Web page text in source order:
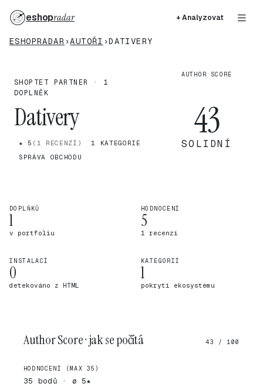
eshopradar + Analyzovat
ESHOPRADAR ›AUTOŘI ›DATIVERY
SHOPTET PARTNER · 1
DOPLNĚK
Dativery
★ 5 (1 RECENZÍ)
1 KATEGORIE
SPRÁVA OBCHODU
AUTHOR SCORE
43
SOLIDNÍ
DOPLŇKŮ
1
v portfoliu
HODNOCENÍ
5
1 recenzí
INSTALACÍ
0
detekováno z HTML
KATEGORIÍ
1
pokrytí ekosystému
Author Score · jak se počítá 43 / 100
HODNOCENÍ (MAX 35)
35 bodů · ø 5★